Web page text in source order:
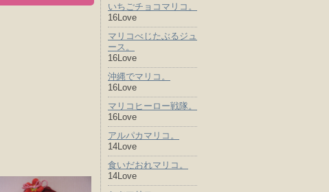
いちごチョコマリコ。
16Love
マリコべじたぶるジュ
ース。
16Love
沖縄でマリコ。
16Love
マリコヒーロー戦隊。
16Love
アルパカマリコ。
14Love
食いだおれマリコ。
14Love